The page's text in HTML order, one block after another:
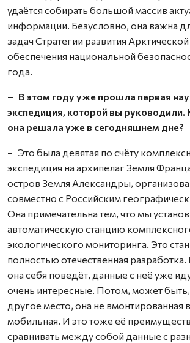
удаётся собирать большой массив
информации. Безусловно, она важна
задач Стратегии развития
обеспечения национальной
года.
– В этом году уже прошла первая
экспедиция, которой вы руководили.
она решала уже в сегодняшнем дне?
– Это была девятая по счёту
экспедиция на архипелаг Земля
остров Земля Александры,
совместно с Российским
Она примечательна тем, что мы
автоматическую станцию
экологического мониторинга. Это
полностью отечественная
она себя поведёт, данные с неё уже
очень интересные. Потом, может быть,
другое место, она не вмонтированная
мобильная. И это тоже её
сравнивать между собой данные с